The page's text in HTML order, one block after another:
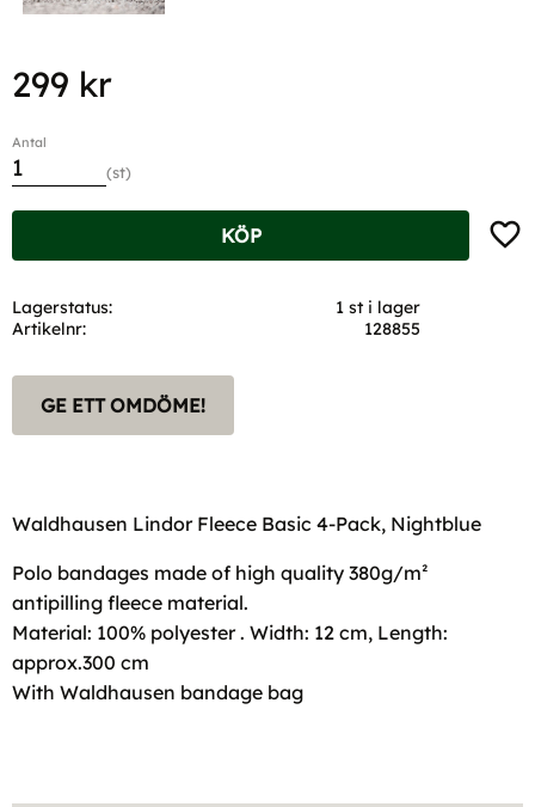
299 kr
Antal
st
KÖP
Lagerstatus
1 st i lager
Artikelnr
128855
GE ETT OMDÖME!
Waldhausen Lindor Fleece Basic 4-Pack, Nightblue
Polo bandages made of high quality 380g/m²
antipilling fleece material.
Material: 100% polyester . Width: 12 cm, Length:
approx.300 cm
With Waldhausen bandage bag